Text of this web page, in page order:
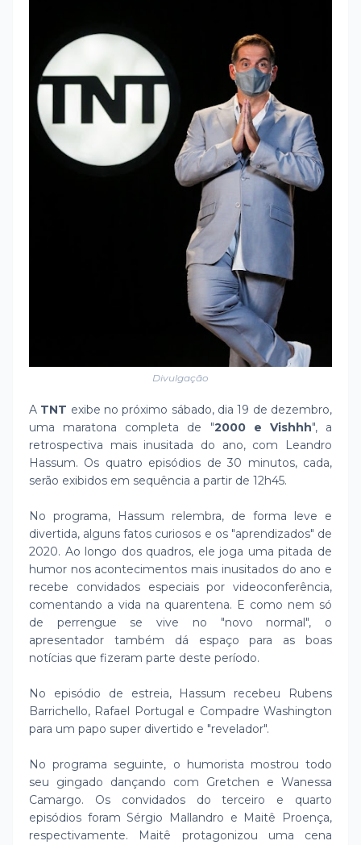
Divulgação
A TNT exibe no próximo sábado, dia 19 de dezembro,
uma maratona completa de "2000 e Vishhh", a
retrospectiva mais inusitada do ano, com Leandro
Hassum. Os quatro episódios de 30 minutos, cada,
serão exibidos em sequência a partir de 12h45.
No programa, Hassum relembra, de forma leve e
divertida, alguns fatos curiosos e os "aprendizados" de
2020. Ao longo dos quadros, ele joga uma pitada de
humor nos acontecimentos mais inusitados do ano e
recebe convidados especiais por videoconferência,
comentando a vida na quarentena. E como nem só
de perrengue se vive no "novo normal", o
apresentador também dá espaço para as boas
notícias que fizeram parte deste período.
No episódio de estreia, Hassum recebeu Rubens
Barrichello, Rafael Portugal e Compadre Washington
para um papo super divertido e "revelador".
No programa seguinte, o humorista mostrou todo
seu gingado dançando com Gretchen e Wanessa
Camargo. Os convidados do terceiro e quarto
episódios foram Sérgio Mallandro e Maitê Proença,
respectivamente. Maitê protagonizou uma cena